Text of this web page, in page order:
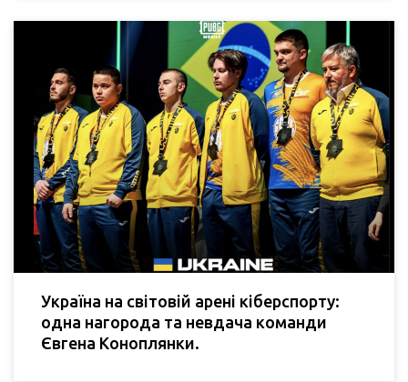
Україна на світовій арені кіберспорту:
одна нагорода та невдача команди
Євгена Коноплянки.